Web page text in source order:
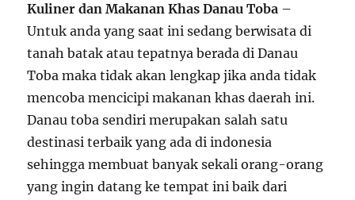
Kuliner dan Makanan Khas Danau Toba –
Untuk anda yang saat ini sedang berwisata di
tanah batak atau tepatnya berada di Danau
Toba maka tidak akan lengkap jika anda tidak
mencoba mencicipi makanan khas daerah ini.
Danau toba sendiri merupakan salah satu
destinasi terbaik yang ada di indonesia
sehingga membuat banyak sekali orang-orang
yang ingin datang ke tempat ini baik dari